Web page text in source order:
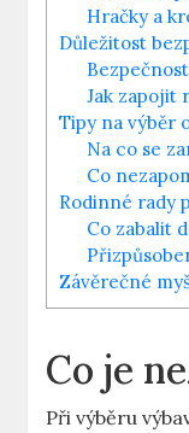
Hračky a
Důležitost
Jak zapojit
Tipy na výběr
Na co se
Co
Rodinné rady
Co zabalit
Závěrečné
Co je
Při výběru